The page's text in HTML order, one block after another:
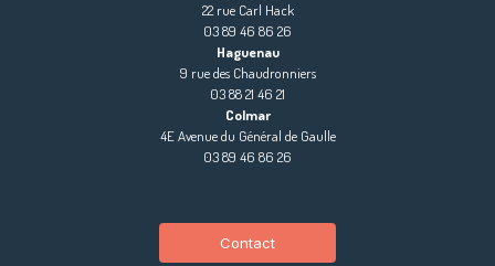
22 rue Carl Hack
03 89 46 86 26
Haguenau
9 rue des Chaudronniers
03 88 21 46 21
Colmar
4E Avenue du Général de Gaulle
03 89 46 86 26
Contact